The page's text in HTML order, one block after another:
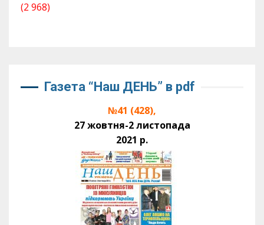
(2 968)
Газета “Наш ДЕНЬ” в pdf
№41 (428),
27 жовтня-2 листопада
2021 р.